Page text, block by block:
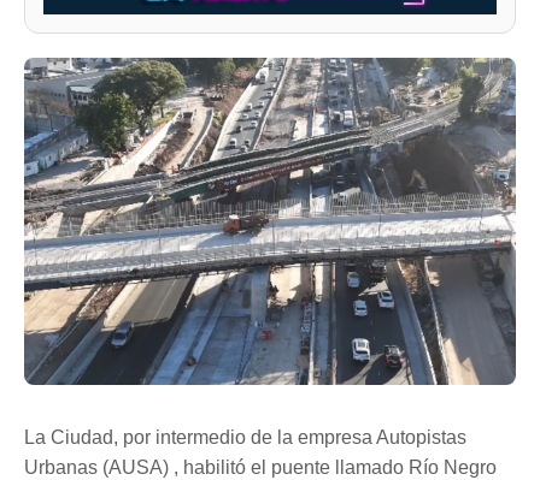
La Ciudad, por intermedio de la empresa Autopistas
Urbanas (AUSA) , habilitó el puente llamado Río Negro